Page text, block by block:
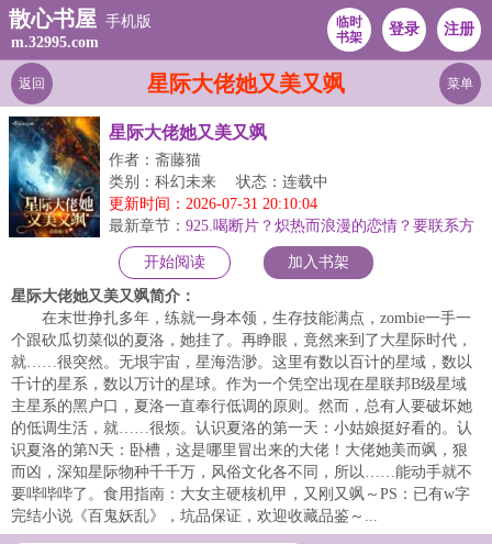
散心书屋 手机版
m.32995.com
临时
书架
登录 注册
星际大佬她又美又飒
返回 菜单
星际大佬她又美又飒
作者：斋藤猫
类别：科幻未来
状态：连载中
更新时间：2026-07-31 20:10:04
最新章节： 925.喝断片？炽热而浪漫的恋情？要联系方
式！
开始阅读
加入书架
星际大佬她又美又飒简介：
在末世挣扎多年，练就一身本领，生存技能满点，zombie一手一
个跟砍瓜切菜似的夏洛，她挂了。再睁眼，竟然来到了大星际时代，
就……很突然。无垠宇宙，星海浩渺。这里有数以百计的星域，数以
千计的星系，数以万计的星球。作为一个凭空出现在星联邦B级星域
主星系的黑户口，夏洛一直奉行低调的原则。然而，总有人要破坏她
的低调生活，就……很烦。认识夏洛的第一天：小姑娘挺好看的。认
识夏洛的第N天：卧槽，这是哪里冒出来的大佬！大佬她美而飒，狠
而凶，深知星际物种千千万，风俗文化各不同，所以……能动手就不
要哔哔哔了。食用指南：大女主硬核机甲，又刚又飒～PS：已有w字
完结小说《百鬼妖乱》，坑品保证，欢迎收藏品鉴～...